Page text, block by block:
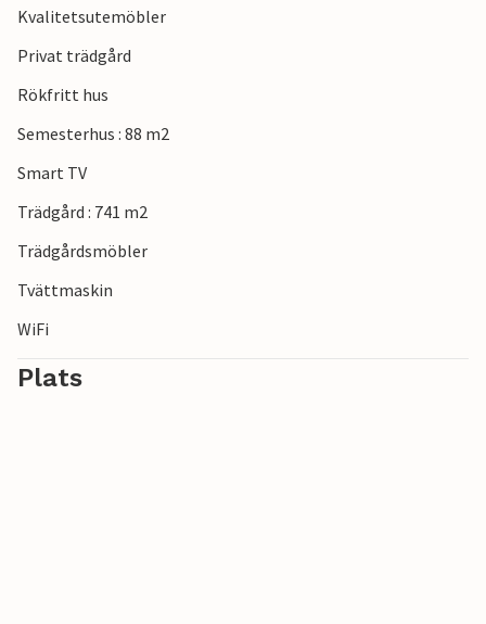
Kvalitetsutemöbler
Privat trädgård
Rökfritt hus
Semesterhus : 88 m2
Smart TV
Trädgård : 741 m2
Trädgårdsmöbler
Tvättmaskin
WiFi
Plats